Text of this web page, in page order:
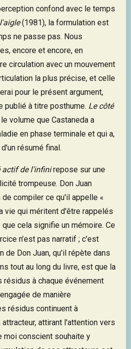
confond avec le temps
(1981), la formulation est
ne passe pas. Nous
encore et encore, en
circulation avec un mouvement
la plus précise, et celle
pour le présent argument,
publié à titre posthume. Le côté
volume que Castaneda a
en phase terminale et qui a,
résumé final.
actif de l'infinirepose sur une
trompeuse. Don Juan
de compiler ce qu'il appelle «
vie qui méritent d'être rappelés
cela signifie un mémoire. Ce
n’est pas narratif ; c'est
de Don Juan, qu'il répète dans
tout au long du livre, est que la
à chaque événement
de manière
résidus continuent à
attirant l'attention vers
moi conscient souhaite y